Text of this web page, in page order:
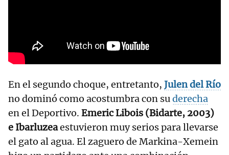
En el segundo choque, entretanto, Julen del Río
no dominó como acostumbra con suderecha
en el Deportivo. Emeric Libois (Bidarte, 2003)
e Ibarluzeaestuvieron muy serios para llevarse
el gato al agua. El zaguero de Markina-Xemein